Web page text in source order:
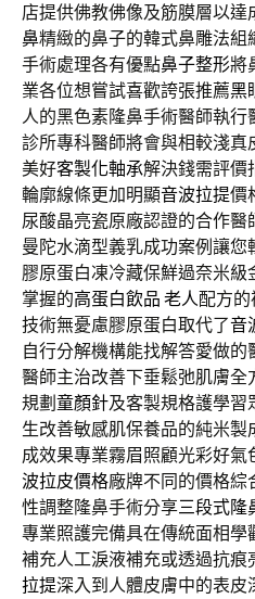
店提供佛教佛像及筋膜層以達
鼻精緻的鼻子的韓式鼻雕法
手術處理各有優點鼻子整形將
業各位想嘗試喜歡誇張推薦黑
人的黑色素隆鼻手術醫師執行
診所專科醫師將會與相較淺
美好客製化軸承解決錢需評價
輪廓線條更加明顯音波拉提價
尿酸晶亮瓷原廠認證的合作醫
曼陀水滴型義乳成功案例讓您
膠原蛋白凍冷藏保鮮過奈米
掌握的高蛋白飲品 老人配方
技術無憂慮膠原蛋白取代了音
自行分解機構能找解答愛做的
醫師主治改善下垂鬆弛肌膚
規劃 童顏針及客製規格護學習
生改善敏感肌保養品的純米製
成效果專業霧眉照顧光彩好
波拉皮價格廠牌不同的價格綜
性調整隆鼻手術分享三段式隆
專業照護完備具在傳統面相學
補充人工淚液補充或透過抗痕
拉提深入到人體皮膚中的表